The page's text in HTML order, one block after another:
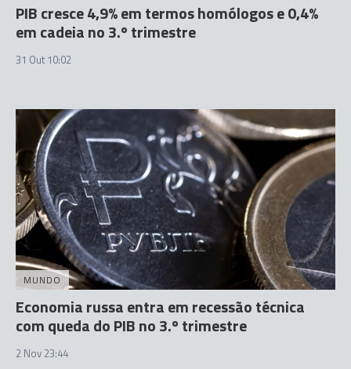
PIB cresce 4,9% em termos homólogos e 0,4%
em cadeia no 3.º trimestre
31 Out 10:02
MUNDO
Economia russa entra em recessão técnica
com queda do PIB no 3.º trimestre
2 Nov 23:44